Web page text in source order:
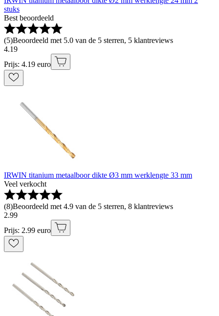
stuks
Best beoordeeld
(5)Beoordeeld met 5.0 van de 5 sterren, 5 klantreviews
4.19
Prijs: 4.19 euro
IRWIN titanium metaalboor dikte Ø3 mm werklengte 33 mm
Veel verkocht
(8)Beoordeeld met 4.9 van de 5 sterren, 8 klantreviews
2.99
Prijs: 2.99 euro